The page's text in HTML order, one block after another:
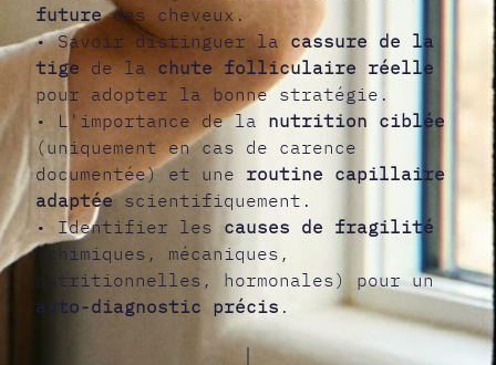
futuredes cheveux.
• Savoir distinguer la cassure de la
tige de la chute folliculaire réelle
pour adopter la bonne stratégie.
• L'importance de la nutrition ciblée
(uniquement en cas de carence
documentée) et une routine capillaire
adaptéescientifiquement.
• Identifier les causes de fragilité
(chimiques, mécaniques,
nutritionnelles, hormonales) pour un
auto-diagnostic précis .